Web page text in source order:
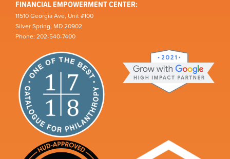
FINANCIAL EMPOWERMENT CENTER:
11510 Georgia Ave, Unit #100
Silver Spring, MD 20902
Phone: 202-540-7400